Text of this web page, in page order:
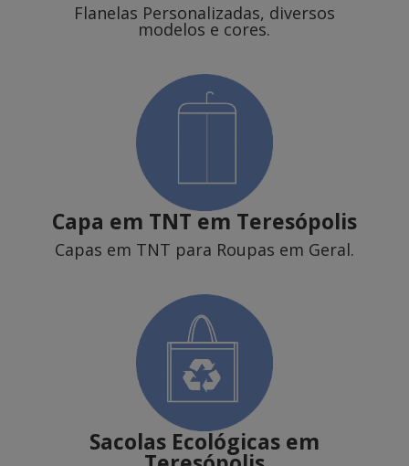
Flanelas Personalizadas, diversos
modelos e cores.
Capa em TNTem Teresópolis
Capas em TNT para Roupas em Geral.
Sacolas Ecológicas em